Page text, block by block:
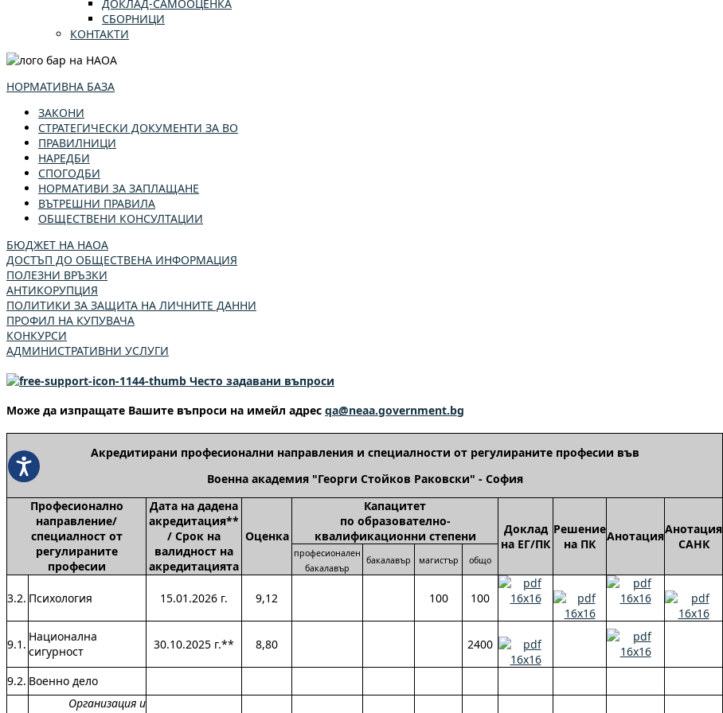
ДОКЛАД-САМООЦЕНКА
СБОРНИЦИ
КОНТАКТИ
НОРМАТИВНА БАЗА
ЗАКОНИ
СТРАТЕГИЧЕСКИ ДОКУМЕНТИ ЗА ВО
ПРАВИЛНИЦИ
НАРЕДБИ
СПОГОДБИ
НОРМАТИВИ ЗА ЗАПЛАЩАНЕ
ВЪТРЕШНИ ПРАВИЛА
ОБЩЕСТВЕНИ КОНСУЛТАЦИИ
БЮДЖЕТ НА НАОА
ДОСТЪП ДО ОБЩЕСТВЕНА ИНФОРМАЦИЯ
ПОЛЕЗНИ ВРЪЗКИ
АНТИКОРУПЦИЯ
ПОЛИТИКИ ЗА ЗАЩИТА НА ЛИЧНИТЕ ДАННИ
ПРОФИЛ НА КУПУВАЧА
КОНКУРСИ
АДМИНИСТРАТИВНИ УСЛУГИ
Често задавани въпроси
Може да изпращате Вашите въпроси на имейл адрес qa@neaa.government.bg
Акредитирани професионални направления и специалности от регулираните професии във
Военна академия "Георги Стойков Раковски" - София
Професионално
направление/
специалност от
регулираните
професии
Дата на дадена
акредитация**
/ Срок на
валидност на
акредитацията
Оценка
Капацитет
по образователно-
квалификационни степени
Доклад
на ЕГ/ПК
Решение
на ПК
АнотацияАнотация
САНК
професионален
бакалавър
бакалавър магистър общо
3.2. Психология 15.01.2026 г. 9,12 100 100
9.1.
Национална
сигурност
30.10.2025 г.** 8,80 2400
9.2. Военно дело
Организация и